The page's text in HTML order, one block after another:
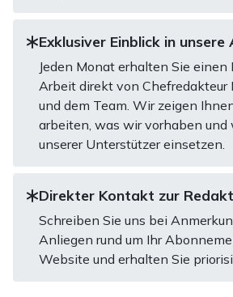
Exklusiver Einblick in unsere
Jeden Monat erhalten Sie einen
Arbeit direkt von Chefredakteur
und dem Team. Wir zeigen
arbeiten, was wir vorhaben und
unserer Unterstützer einsetzen.
Direkter Kontakt zur
Schreiben Sie uns bei
Anliegen rund um Ihr
Website und erhalten Sie